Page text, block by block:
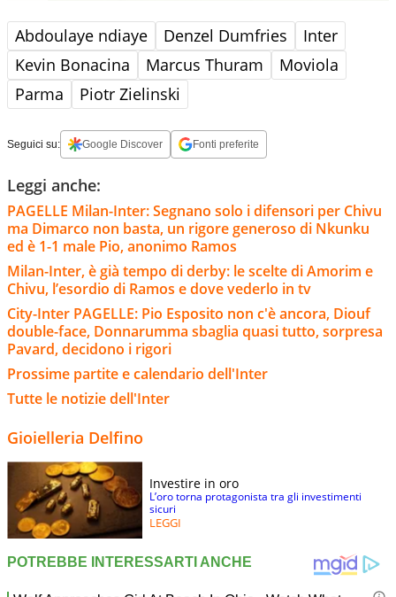
Abdoulaye ndiaye Denzel Dumfries
Inter
Kevin Bonacina
Marcus Thuram
Moviola
Parma
Piotr Zielinski
Seguici su: Google Discover Fonti preferite
Leggi anche:
PAGELLE Milan-Inter: Segnano solo i difensori per Chivu
ma Dimarco non basta, un rigore generoso di Nkunku
ed è 1-1 male Pio, anonimo Ramos
Milan-Inter, è già tempo di derby: le scelte di Amorim e
Chivu, l’esordio di Ramos e dove vederlo in tv
City-Inter PAGELLE: Pio Esposito non c'è ancora, Diouf
double-face, Donnarumma sbaglia quasi tutto, sorpresa
Pavard, decidono i rigori
Prossime partite e calendario dell'Inter
Tutte le notizie dell'Inter
Gioielleria Delfino
Investire in oro
L’oro torna protagonista tra gli investimenti
sicuri
LEGGI